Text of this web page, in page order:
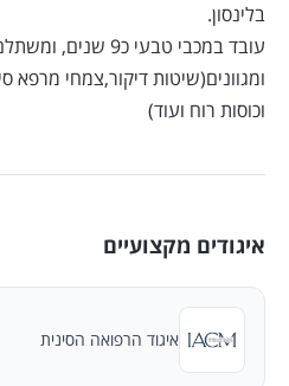
בלינסון.
עובד במכבי טבעי
ומגוונים(שיטות דיקור,צמחי מרפא
וכוסות רוח ועוד)
איגודים מקצועיים
איגוד הרפואה הסינית